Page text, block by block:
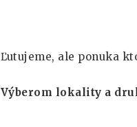
Ľutujeme, ale ponuka
Výberom lokality a